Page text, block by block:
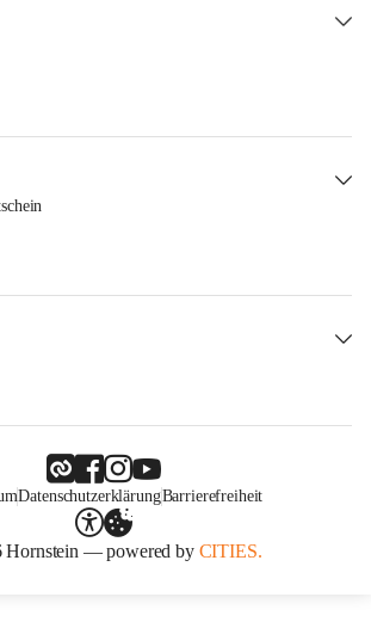
DatenschutzerklärungBarrierefreiheit
Hornstein — powered by CITIES.